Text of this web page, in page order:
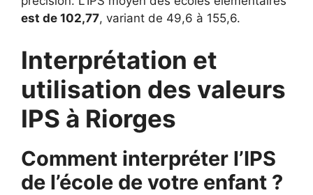
est de 102,77, variant de 49,6 à 155,6.
Interprétation et
utilisation des valeurs
IPS à Riorges
Comment interpréter l’IPS
de l’école de votre enfant ?